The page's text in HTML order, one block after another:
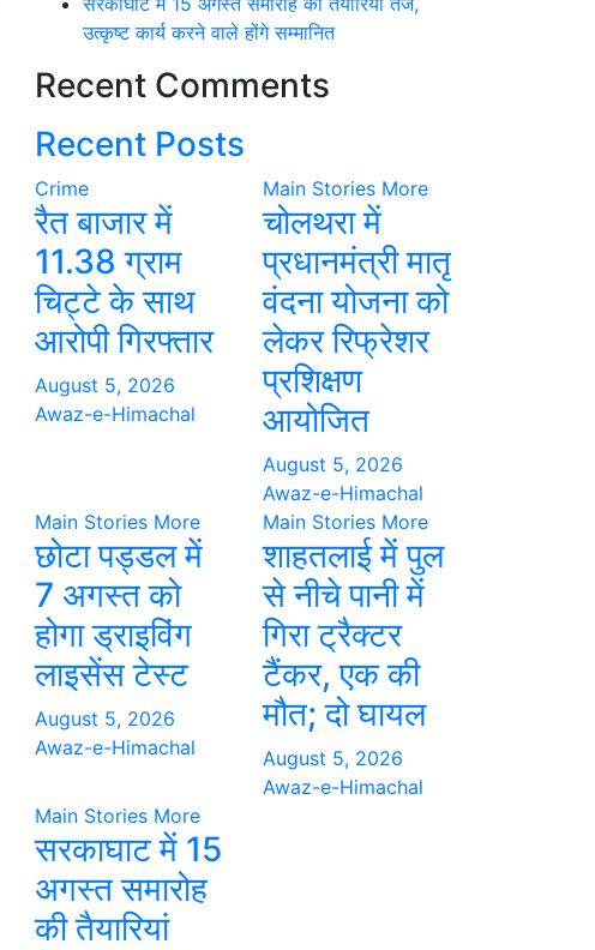
उत्कृष्ट कार्य करने वाले होंगे सम्मानित
Recent Comments
Recent Posts
Crime
रैत बाजार में
11.38 ग्राम
चिट्टे के साथ
आरोपी गिरफ्तार
August 5, 2026
Awaz-e-Himachal
Main Stories More
चोलथरा में
प्रधानमंत्री मातृ
वंदना योजना को
लेकर रिफ्रेशर
प्रशिक्षण
आयोजित
August 5, 2026
Awaz-e-Himachal
Main Stories More
छोटा पड्डल में
7 अगस्त को
होगा ड्राइविंग
लाइसेंस टेस्ट
August 5, 2026
Awaz-e-Himachal
Main Stories More
शाहतलाई में पुल
से नीचे पानी में
गिरा ट्रैक्टर
टैंकर, एक की
मौत; दो घायल
August 5, 2026
Awaz-e-Himachal
Main Stories More
सरकाघाट में 15
अगस्त समारोह
की तैयारियां